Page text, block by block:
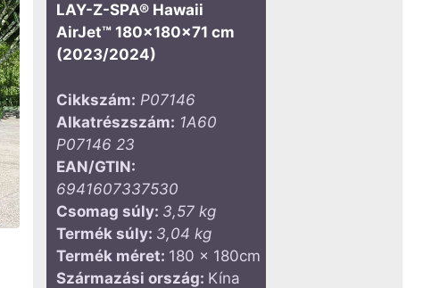
LAY-Z-SPA® Hawaii
AirJet™ 180x180x71 cm
(2023/2024)
Cikkszám: P07146
Alkatrészszám: 1A60
P07146 23
EAN/GTIN:
6941607337530
Csomag súly: 3,57 kg
Termék súly: 3,04 kg
Termék méret: 180 x 180cm
Származási ország: Kína